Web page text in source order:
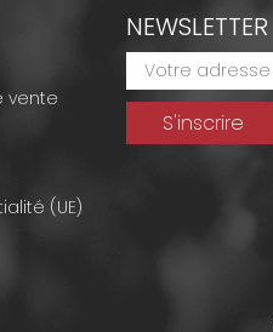
vente
(UE)
NEWSLETTER